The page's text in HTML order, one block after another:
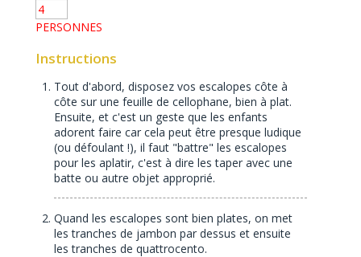
PERSONNES
Instructions
Tout d'abord, disposez vos escalopes côte à
côte sur une feuille de cellophane, bien à plat.
Ensuite, et c'est un geste que les enfants
adorent faire car cela peut être presque ludique
(ou défoulant !), il faut "battre" les escalopes
pour les aplatir, c'est à dire les taper avec une
batte ou autre objet approprié.
Quand les escalopes sont bien plates, on met
les tranches de jambon par dessus et ensuite
les tranches de quattrocento.